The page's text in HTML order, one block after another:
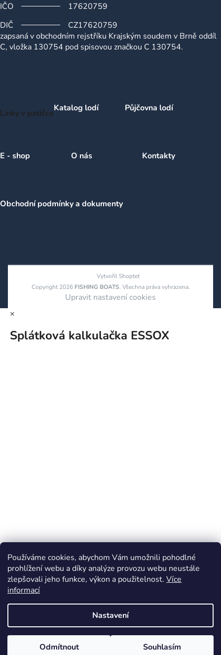
Používáme cookies, abychom Vám umožnili pohodlné
prohlížení webu a díky analýze provozu webu neustále
zlepšovali jeho funkce, výkon a použitelnost. Více
informací
Nastavení
Odmítnout Souhlasím
IČO
17620759
DIČ
CZ17620759
zapsaná v obchodním rejstříku Krajským soudem v Brně oddíl
C, vložka 130754 pod spisovou značkou C 130754.
Linky v patičceKatalog lodí Půjčovna lodí
E - shop O nás Kontakty
Obchodní podmínky a dokumenty
Vytvořil Shoptet
Copyright 2026 FISHING BOATS. Všechna práva vyhrazena.
Upravit nastavení cookies
×
Splátková kalkulačka ESSOX